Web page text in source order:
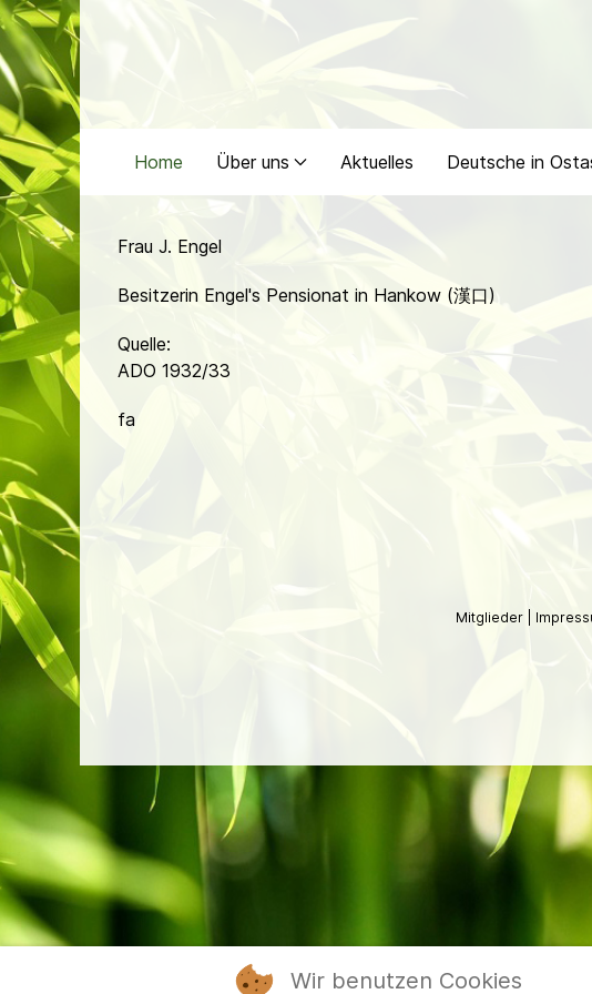
Home Über uns Aktuelles Deutsche in
Frau J. Engel
Besitzerin Engel's Pensionat in Hankow (漢口)
Quelle:
ADO 1932/33
fa
Mitglieder
Wir benutzen Cookies